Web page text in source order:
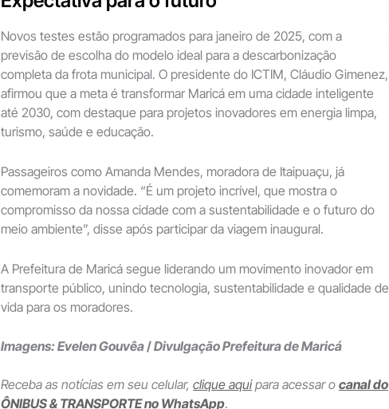
Novos testes estão programados para janeiro de 2025, com a
previsão de escolha do modelo ideal para a descarbonização
completa da frota municipal. O presidente do ICTIM, Cláudio Gimenez,
afirmou que a meta é transformar Maricá em uma cidade inteligente
até 2030, com destaque para projetos inovadores em energia limpa,
turismo, saúde e educação.
Passageiros como Amanda Mendes, moradora de Itaipuaçu, já
comemoram a novidade. “É um projeto incrível, que mostra o
compromisso da nossa cidade com a sustentabilidade e o futuro do
meio ambiente”, disse após participar da viagem inaugural.
A Prefeitura de Maricá segue liderando um movimento inovador em
transporte público, unindo tecnologia, sustentabilidade e qualidade de
vida para os moradores.
Imagens: Evelen Gouvêa/Divulgação Prefeitura de Maricá
Receba as notícias em seu celular, clique aquipara acessar o canal do
ÔNIBUS & TRANSPORTE no WhatsApp.